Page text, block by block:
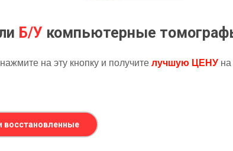
Б/У компьютерные
на эту кнопку и получите лучшую ЦЕНУна
восстановленные